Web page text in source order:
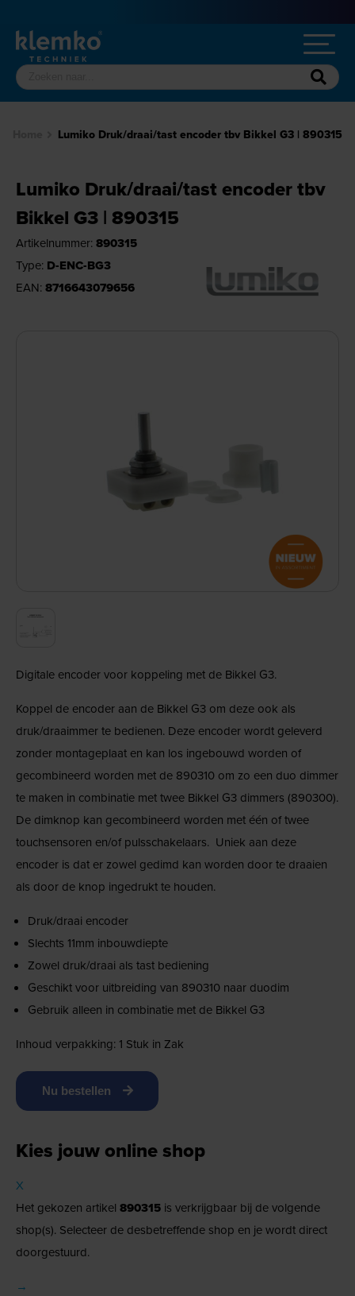
Lumiko Druk/draai/tast encoder tbv Bikkel G3 | 890315
Lumiko Druk/draai/tast encoder tbv
Bikkel G3 | 890315
Artikelnummer: 890315
Type: D-ENC-BG3
EAN: 8716643079656
Digitale encoder voor koppeling met de Bikkel G3.
Koppel de encoder aan de Bikkel G3 om deze ook als
druk/draaimmer te bedienen. Deze encoder wordt geleverd
zonder montageplaat en kan los ingebouwd worden of
gecombineerd worden met de 890310 om zo een duo dimmer
te maken in combinatie met twee Bikkel G3 dimmers (890300).
De dimknop kan gecombineerd worden met één of twee
touchsensoren en/of pulsschakelaars. Uniek aan deze
encoder is dat er zowel gedimd kan worden door te draaien
als door de knop ingedrukt te houden.
Druk/draai encoder
Slechts 11mm inbouwdiepte
Zowel druk/draai als tast bediening
Geschikt voor uitbreiding van 890310 naar duodim
Gebruik alleen in combinatie met de Bikkel G3
Inhoud verpakking: 1 Stuk in Zak
Nu bestellen
Kies jouw online shop
X
Het gekozen artikel 890315 is verkrijgbaar bij de volgende
shop(s). Selecteer de desbetreffende shop en je wordt direct
doorgestuurd.
→